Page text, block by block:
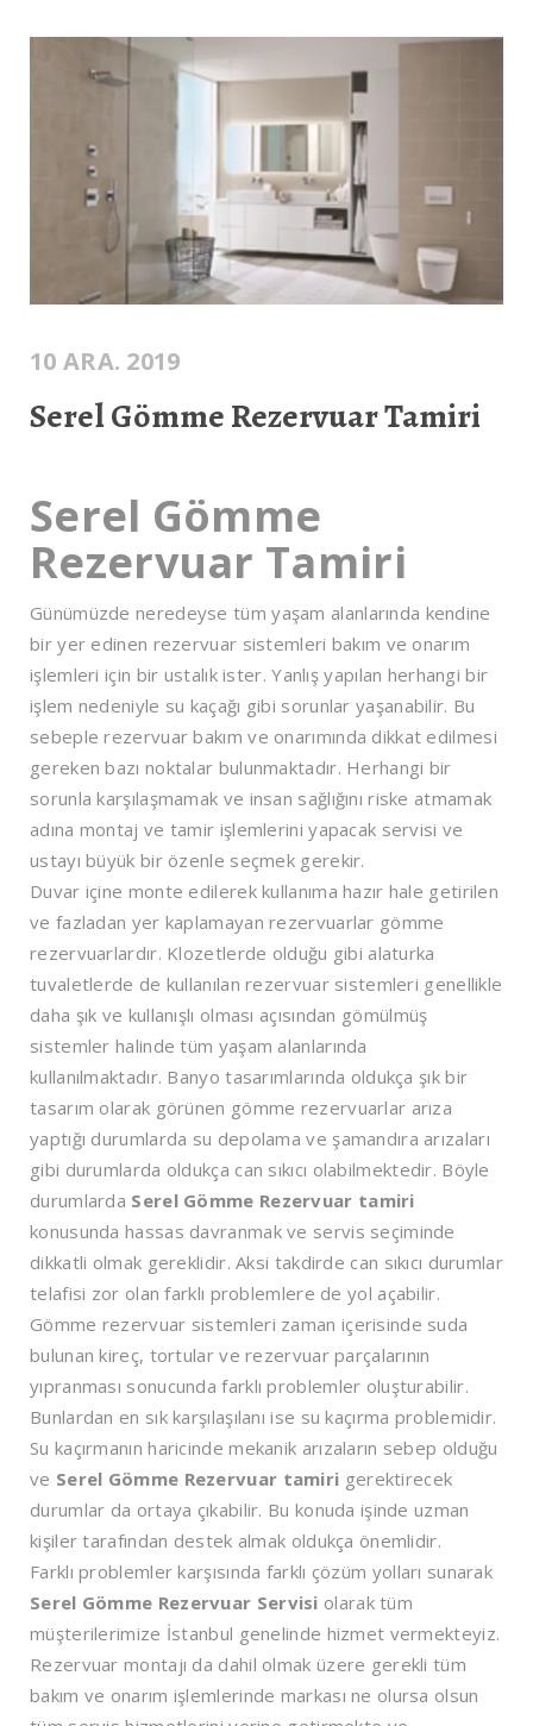
10 ARA. 2019
Serel Gömme Rezervuar Tamiri
Serel Gömme
Rezervuar Tamiri
Günümüzde neredeyse tüm yaşam alanlarında kendine
bir yer edinen rezervuar sistemleri bakım ve onarım
işlemleri için bir ustalık ister. Yanlış yapılan herhangi bir
işlem nedeniyle su kaçağı gibi sorunlar yaşanabilir. Bu
sebeple rezervuar bakım ve onarımında dikkat edilmesi
gereken bazı noktalar bulunmaktadır. Herhangi bir
sorunla karşılaşmamak ve insan sağlığını riske atmamak
adına montaj ve tamir işlemlerini yapacak servisi ve
ustayı büyük bir özenle seçmek gerekir.
Duvar içine monte edilerek kullanıma hazır hale getirilen
ve fazladan yer kaplamayan rezervuarlar gömme
rezervuarlardır. Klozetlerde olduğu gibi alaturka
tuvaletlerde de kullanılan rezervuar sistemleri genellikle
daha şık ve kullanışlı olması açısından gömülmüş
sistemler halinde tüm yaşam alanlarında
kullanılmaktadır. Banyo tasarımlarında oldukça şık bir
tasarım olarak görünen gömme rezervuarlar arıza
yaptığı durumlarda su depolama ve şamandıra arızaları
gibi durumlarda oldukça can sıkıcı olabilmektedir. Böyle
durumlarda Serel Gömme Rezervuar tamiri
konusunda hassas davranmak ve servis seçiminde
dikkatli olmak gereklidir. Aksi takdirde can sıkıcı durumlar
telafisi zor olan farklı problemlere de yol açabilir.
Gömme rezervuar sistemleri zaman içerisinde suda
bulunan kireç, tortular ve rezervuar parçalarının
yıpranması sonucunda farklı problemler oluşturabilir.
Bunlardan en sık karşılaşılanı ise su kaçırma problemidir.
Su kaçırmanın haricinde mekanik arızaların sebep olduğu
ve Serel Gömme Rezervuar tamiri gerektirecek
durumlar da ortaya çıkabilir. Bu konuda işinde uzman
kişiler tarafından destek almak oldukça önemlidir.
Farklı problemler karşısında farklı çözüm yolları sunarak
Serel Gömme Rezervuar Servisi olarak tüm
müşterilerimize İstanbul genelinde hizmet vermekteyiz.
Rezervuar montajı da dahil olmak üzere gerekli tüm
bakım ve onarım işlemlerinde markası ne olursa olsun